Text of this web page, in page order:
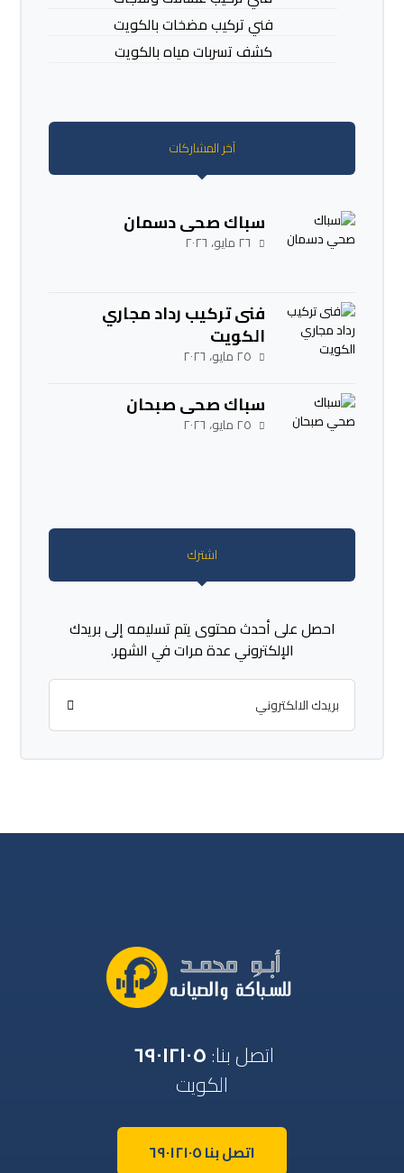
فني تركيب مضخات بالكويت
كشف تسربات مياه بالكويت
آخر المشاركات
سباك صحي دسمان
٢٦ مايو، ٢٠٢٦
فنى تركيب رداد مجاري
الكويت
٢٥ مايو، ٢٠٢٦
سباك صحي صبحان
٢٥ مايو، ٢٠٢٦
اشترك
احصل على أحدث محتوى يتم تسليمه إلى بريدك
الإلكتروني عدة مرات في الشهر.
اتصل بنا:٦٩٠١٢١٠٥
الكويت
اتصل بنا ٦٩٠١٢١٠٥